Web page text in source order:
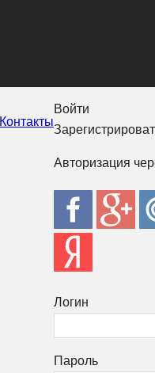
Контакты
Войти
Авторизация
Логин
Пароль